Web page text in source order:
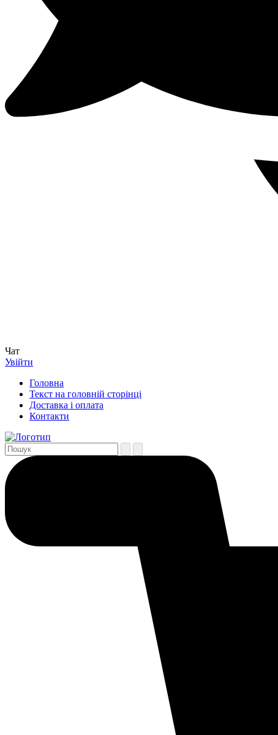
Чат
Увійти
Головна
Текст на головній сторінці
Доставка і оплата
Контакти